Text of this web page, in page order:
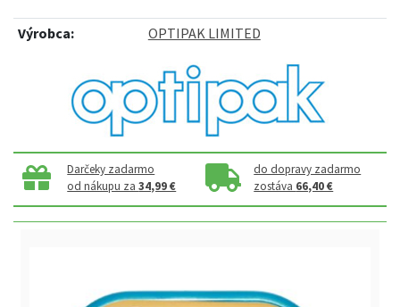
Výrobca: OPTIPAK LIMITED
Darčeky zadarmo
od nákupu za34,99 €
do dopravy zadarmo
zostáva 66,40 €